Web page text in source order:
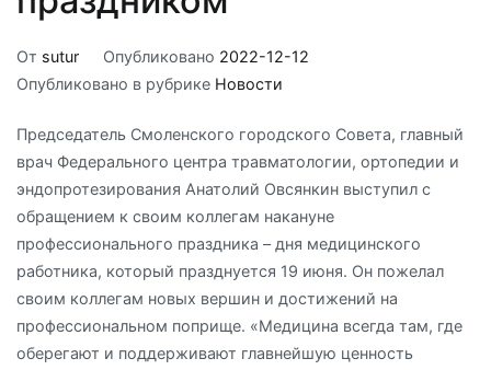
От sutur Опубликовано 2022-12-12
Опубликовано в рубрике Новости
Председатель Смоленского городского Совета, главный
врач Федерального центра травматологии, ортопедии и
эндопротезирования Анатолий Овсянкин выступил с
обращением к своим коллегам накануне
профессионального праздника – дня медицинского
работника, который празднуется 19 июня. Он пожелал
своим коллегам новых вершин и достижений на
профессиональном поприще. «Медицина всегда там, где
оберегают и поддерживают главнейшую ценность